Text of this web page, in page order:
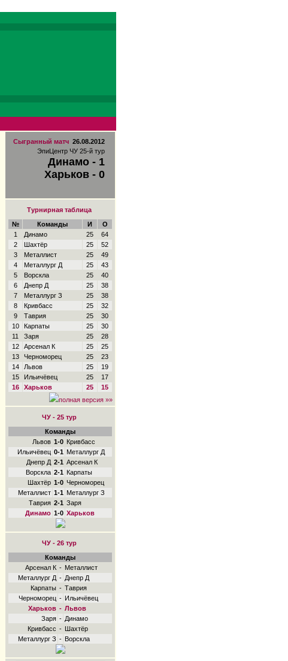
Сыгранный матч 26.08.2012
ЭпиЦентр ЧУ 25-й тур
Динамо - 1
Харьков - 0
Турнирная таблица
№ Команды И
О
1
Динамо 25
64
2
Шахтёр 25
52
3
Металлист 25
49
4
Металлург Д 25
43
5
Ворскла 25
40
6
Днепр Д 25
38
7
Металлург З 25
38
8
Кривбасс 25
32
9
Таврия 25
30
10
Карпаты 25
30
11
Заря 25
28
12
Арсенал К 25
25
13
Черноморец 25
23
14
Львов 25
19
15
Ильичёвец 25
17
16
Харьков 25
15
полная версия »»
ЧУ - 25 тур
Команды
Львов 1-0 Кривбасс
Ильичёвец 0-1 Металлург Д
Днепр Д 2-1 Арсенал К
Ворскла 2-1 Карпаты
Шахтёр 1-0 Черноморец
Металлист 1-1 Металлург З
Таврия 2-1 Заря
Динамо 1-0 Харьков
ЧУ - 26 тур
Команды
Арсенал К - Металлист
Металлург Д - Днепр Д
Карпаты - Таврия
Черноморец - Ильичёвец
Харьков - Львов
Заря - Динамо
Кривбасс - Шахтёр
Металлург З - Ворскла